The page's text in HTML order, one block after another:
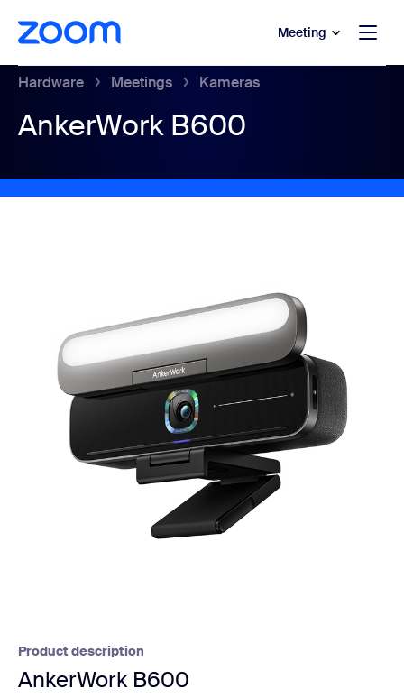
wechseln
Chat wechseln Meeting
Hardware Meetings Kameras
AnkerWork B600
Product description
AnkerWork B600